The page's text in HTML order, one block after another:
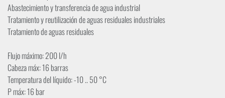
Abastecimiento y transferencia de agua industrial
Tratamiento y reutilización de aguas residuales industriales
Tratamiento de aguas residuales
Flujo máximo: 200 l/h
Cabeza máx: 16 barras
Temperatura del líquido: -10 .. 50 °C
P máx: 16 bar